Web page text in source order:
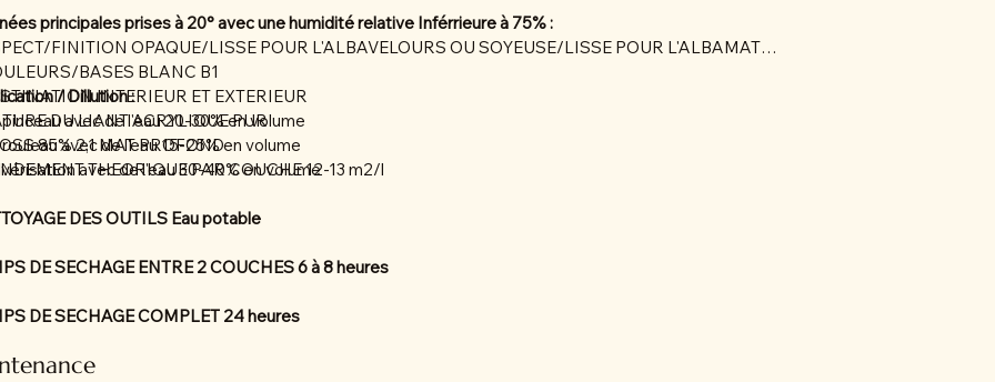
principales prises à 20° avec une humidité relative Inférrieure à 75% :
FINITION OPAQUE/LISSE POUR L'ALBAVELOURS OU SOYEUSE/LISSE POUR L'ALBAMAT
BASES BLANC B1
INTERIEUR ET EXTERIEUR
DU LIANT ACRYLIQUE PUR
85% 2,1 MAT PROFOND
THEORIQUE PAR COUCHE 12-13 m2/l
/ Dillution :
avec de l'eau 20-30% en volume
avec de l'eau 15-25% en volume
avec de l'eau 30-40% en volume
DES OUTILS Eau potable
DE SECHAGE ENTRE 2 COUCHES 6 à 8 heures
DE SECHAGE COMPLET 24 heures